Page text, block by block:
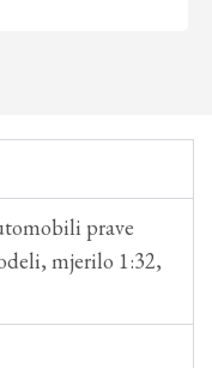
prave
mjerilo 1:32,